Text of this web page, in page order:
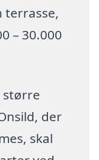
terrasse,
– 30.000
større
der
skal